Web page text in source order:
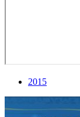
2015